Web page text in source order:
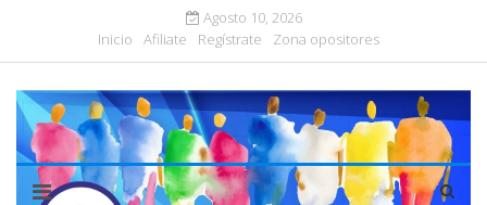
Agosto 10, 2026
Inicio
Afiliate Regístrate Zona opositores